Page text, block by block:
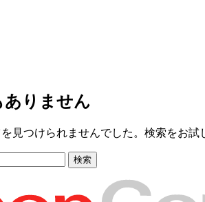
ありません
見つけられませんでした。検索をお試